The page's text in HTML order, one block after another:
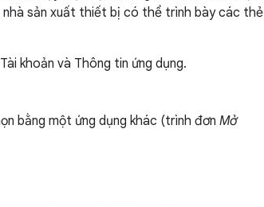
nhà sản xuất thiết bị có thể trình bày các thẻ
khoản và Thông tin ứng dụng.
bằng một ứng dụng khác (trình đơn Mở